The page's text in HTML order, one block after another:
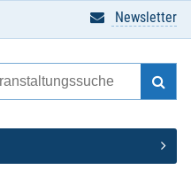
Newsletter